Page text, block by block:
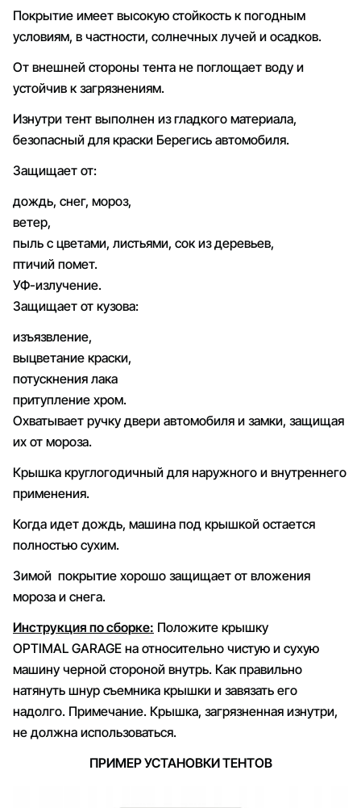
Покрытие имеет высокую стойкость к погодным
условиям, в частности, солнечных лучей и осадков.
От внешней стороны тента не поглощает воду и
устойчив к загрязнениям.
Изнутри тент выполнен из гладкого материала,
безопасный для краски Берегись автомобиля.
Защищает от:
дождь, снег, мороз,
ветер,
пыль с цветами, листьями, сок из деревьев,
птичий помет.
УФ-излучение.
Защищает от кузова:
изъязвление,
выцветание краски,
потускнения лака
притупление хром.
Охватывает ручку двери автомобиля и замки, защищая
их от мороза.
Крышка круглогодичный для наружного и внутреннего
применения.
Когда идет дождь, машина под крышкой остается
полностью сухим.
Зимой покрытие хорошо защищает от вложения
мороза и снега.
Инструкция по сборке: Положите крышку
OPTIMAL GARAGE на относительно чистую и сухую
машину черной стороной внутрь. Как правильно
натянуть шнур съемника крышки и завязать его
надолго. Примечание. Крышка, загрязненная изнутри,
не должна использоваться.
ПРИМЕР УСТАНОВКИ ТЕНТОВ